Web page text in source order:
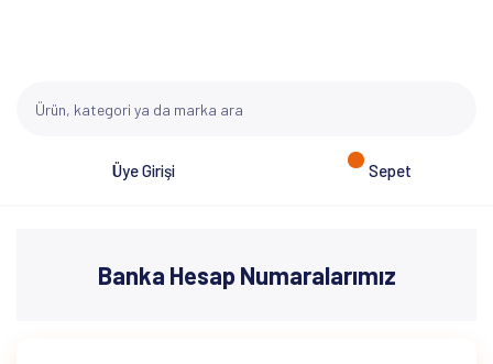
Üye Girişi Sepet
Banka Hesap Numaralarımız